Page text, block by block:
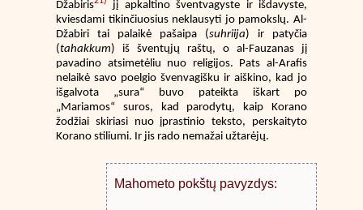
Džabiris
jį apkaltino šventvagyste ir išdavyste,
kviesdami tikinčiuosius neklausyti jo pamokslų. Al-
Džabiri tai palaikė pašaipa (suhriija) ir patyčia
(tahakkum) iš šventųjų raštų, o al-Fauzanas jį
pavadino atsimetėliu nuo religijos. Pats al-Arafis
nelaikė savo poelgio švenvagišku ir aiškino, kad jo
išgalvota „sura“ buvo pateikta iškart po
„Mariamos“ suros, kad parodytų, kaip Korano
žodžiai skiriasi nuo įprastinio teksto, perskaityto
Korano stiliumi. Ir jis rado nemažai užtarėjų.
Mahometo pokštų pavyzdys: